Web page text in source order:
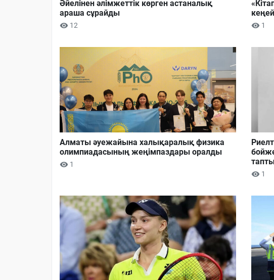
Әйелінен әлімжеттік көрген астаналық
араша сұрайды
12 1
Алматы әуежайына халықаралық физика
олимпиадасының жеңімпаздары оралды
1
1